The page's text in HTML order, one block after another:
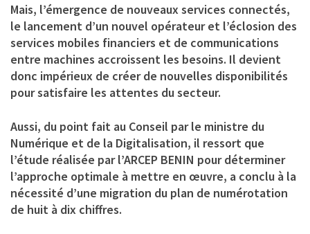
Mais, l’émergence de nouveaux services connectés,
le lancement d’un nouvel opérateur et l’éclosion des
services mobiles financiers et de communications
entre machines accroissent les besoins. Il devient
donc impérieux de créer de nouvelles disponibilités
pour satisfaire les attentes du secteur.
Aussi, du point fait au Conseil par le ministre du
Numérique et de la Digitalisation, il ressort que
l’étude réalisée par l’ARCEP BENIN pour déterminer
l’approche optimale à mettre en œuvre, a conclu à la
nécessité d’une migration du plan de numérotation
de huit à dix chiffres.